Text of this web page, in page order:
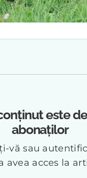
este
abonaților
vă sau
avea acces la